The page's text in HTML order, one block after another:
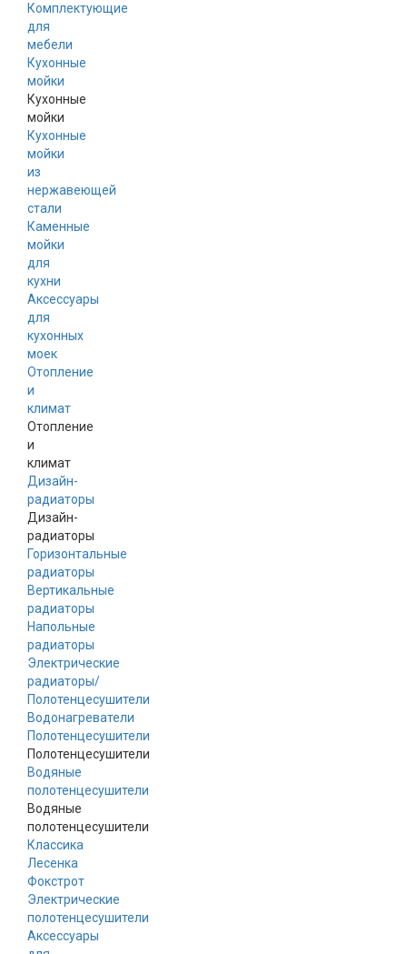
Комплектующие
для
мебели
Кухонные
мойки
Кухонные
мойки
Кухонные
мойки
из
нержавеющей
стали
Каменные
мойки
для
кухни
Аксессуары
для
кухонных
моек
Отопление
и
климат
Отопление
и
климат
Дизайн-
радиаторы
Дизайн-
радиаторы
Горизонтальные
радиаторы
Вертикальные
радиаторы
Напольные
радиаторы
Электрические
радиаторы/
Полотенцесушители
Водонагреватели
Полотенцесушители
Полотенцесушители
Водяные
полотенцесушители
Водяные
полотенцесушители
Классика
Лесенка
Фокстрот
Электрические
полотенцесушители
Аксессуары